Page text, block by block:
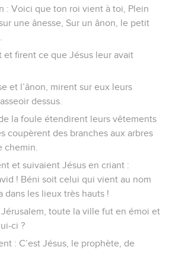
: Voici que ton roi vient à toi, Plein
une ânesse, Sur un ânon, le petit
et firent ce que Jésus leur avait
et l’ânon, mirent sur eux leurs
dessus.
la foule étendirent leurs vêtements
coupèrent des branches aux arbres
chemin.
et suivaient Jésus en criant :
! Béni soit celui qui vient au nom
dans les lieux très hauts !
Jérusalem, toute la ville fut en émoi et
ci ?
: C’est Jésus, le prophète, de